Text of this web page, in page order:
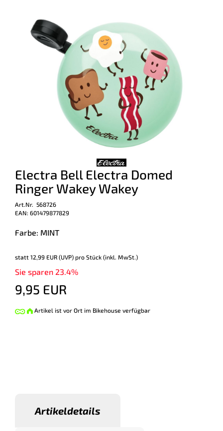
Electra Bell Electra Domed
Ringer Wakey Wakey
Art.Nr. 568726
EAN: 601479877829
Farbe: MINT
statt 12,99 EUR (UVP) pro Stück (inkl. MwSt.)
Sie sparen 23.4%
9,95 EUR
Artikel ist vor Ort im Bikehouse verfügbar
Artikeldetails